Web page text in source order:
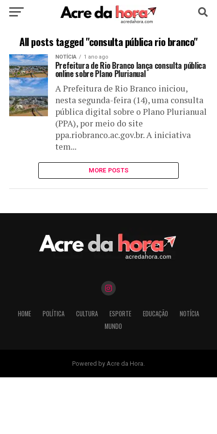
HOME POLÍTICA CULTURA ESPORTE
EDUCAÇÃO NOTÍCIA MUNDO
All posts tagged "consulta pública rio branco"
NOTÍCIA 1 ano ago
Prefeitura de Rio Branco lança consulta pública
online sobre Plano Plurianual
A Prefeitura de Rio Branco iniciou,
nesta segunda-feira (14), uma consulta
pública digital sobre o Plano Plurianual
(PPA), por meio do site
ppa.riobranco.ac.gov.br. A iniciativa
tem...
MORE POSTS
HOME POLÍTICA CULTURA ESPORTE EDUCAÇÃO
NOTÍCIA
MUNDO
Powered by Acre da Hora.